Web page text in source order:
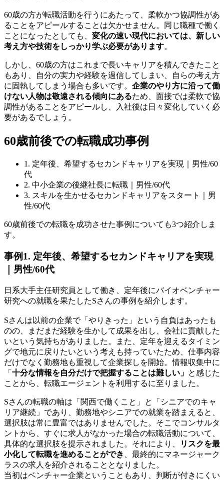
60歳の方が転職活動を行うにあたって、柔軟かつ協調性があ
ることをアピールすることは欠かせません。同じ職種で働く
ことになったとしても、 変化の速い現代においては、新しい
考え方や技術をしっかり学ぶ必要があります。
しかし、60歳の方はこれまで長いキャリアを積んできたこと
もあり、自分の実力や経験を過信してしまい、自らの考え方
に固執してしまう場合も多いです。 企業のやり方に沿って働
けない人物は敬遠される傾向にあるため、面接では柔軟で協
調性があることをアピールし、入社後は日々変化していく必
要があるでしょう。
60歳前後での転職成功事例
1. 定年後、希望するセカンドキャリアを実現｜男性/60
代
2. 中小企業の後継社長に転職｜男性/60代
3. スキルを生かせるセカンドキャリアをスタート｜男
性/60代
60歳前後での転職を成功させた事例についても3つ紹介しま
す。
事例1. 定年後、希望するセカンドキャリアを実現
｜男性/60代
日系大手主任研究員として働き、定年後にバイオベンチャー
研究への就職を果たしたSさんの事例を紹介します。
Sさんは以前の企業で「やりきった」という自負はあったも
のの、まだまだ経験を生かして成果を出し、会社に貢献した
いという気持ちがありました。また、定年を迎えるタイミン
グで地元に戻りたいという考えも持っていたため、仕事内容
だけでなく勤務地も重視して企業探しを開始。情報収集中に
「 十分な情報を自分だけで把握することは難しい」 と感じた
ことから、転職エージェントを利用するに至りました。
Sさんの転職の軸は「関西で働くこと」と「シニアでのキャ
リア継続」であり、勤務地やシニアでの就業を踏まえると、
選択肢は常に豊富ではありませんでした。そこでコンサルタ
ントから、すぐに求人がなかった場合の転職活動について、
具体的な選択肢を提示されました。それにより、
リスクを最
小化して転職を進めることができ
、最終的にマネージャーク
ラスの求人を紹介されることとなりました。
当初はベンチャー企業ということもあり、判断が付きにくい